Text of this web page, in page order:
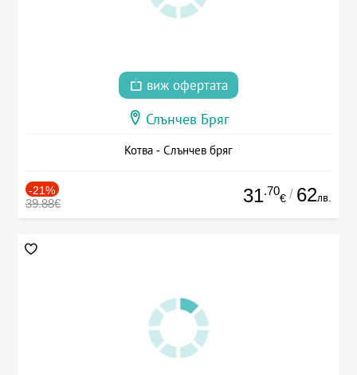
виж офертата
Слънчев Бряг
Котва - Слънчев бряг
-21%
39.88€ 31.70
€ / 62лв.